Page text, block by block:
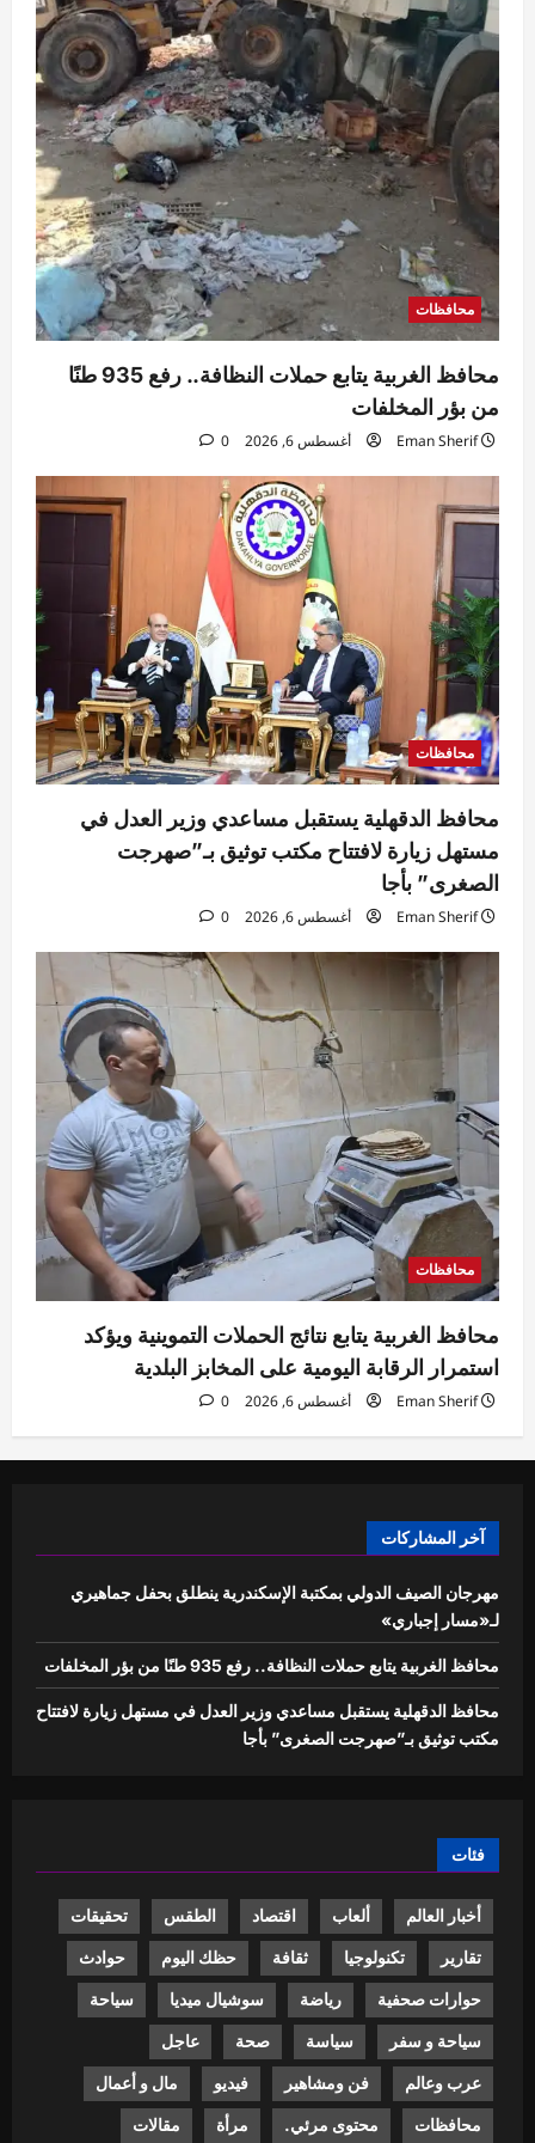
محافظات
محافظ الغربية يتابع حملات النظافة.. رفع 935 طنًا
من بؤر المخلفات
Eman Sherif أغسطس 6, 2026 0
محافظات
محافظ الدقهلية يستقبل مساعدي وزير العدل في
مستهل زيارة لافتتاح مكتب توثيق بـ”صهرجت
الصغرى” بأجا
Eman Sherif أغسطس 6, 2026 0
محافظات
محافظ الغربية يتابع نتائج الحملات التموينية ويؤكد
استمرار الرقابة اليومية على المخابز البلدية
Eman Sherif أغسطس 6, 2026 0
آخر المشاركات
مهرجان الصيف الدولي بمكتبة الإسكندرية ينطلق بحفل جماهيري
لـ«مسار إجباري»
محافظ الغربية يتابع حملات النظافة.. رفع 935 طنًا من بؤر المخلفات
محافظ الدقهلية يستقبل مساعدي وزير العدل في مستهل زيارة لافتتاح
مكتب توثيق بـ”صهرجت الصغرى” بأجا
فئات
أخبار العالم ألعاب اقتصاد الطقس تحقيقات
تقارير تكنولوجيا ثقافة حظك اليوم حوادث
حوارات صحفية رياضة سوشيال ميديا سياحة
سياحة و سفر سياسة صحة عاجل
عرب وعالم فن ومشاهير فيديو مال و أعمال
محافظات محتوى مرئي. مرأة مقالات